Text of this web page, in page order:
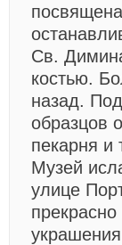
Св.
костью.
назад.
образцов
пекарня и
Музей
улице